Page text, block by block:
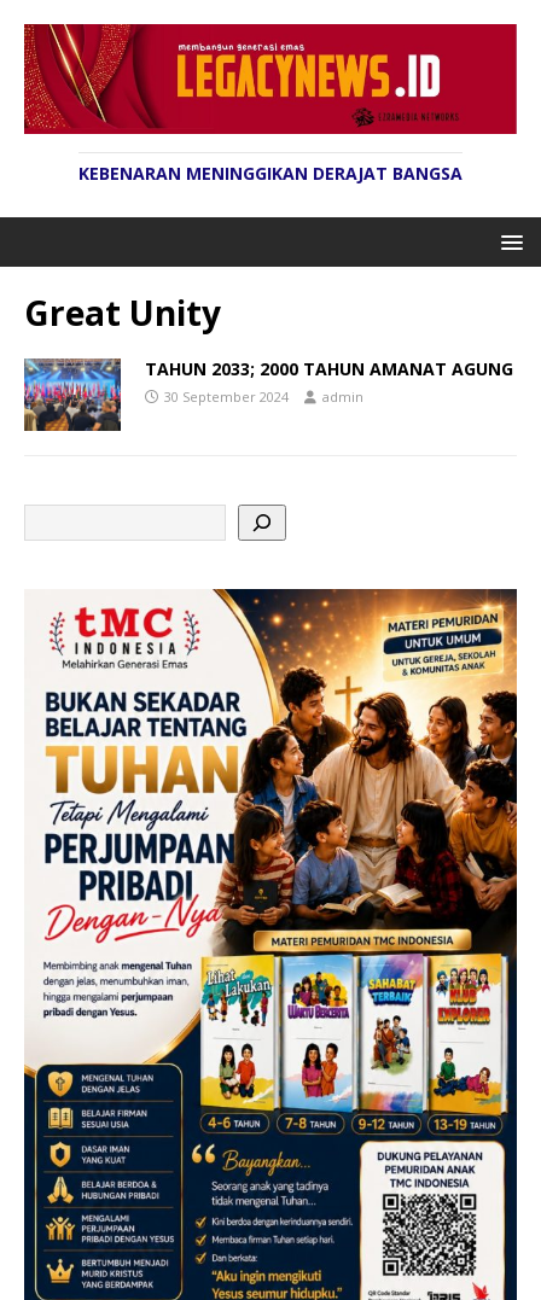
KEBENARAN MENINGGIKAN DERAJAT BANGSA
Great Unity
TAHUN 2033; 2000 TAHUN AMANAT AGUNG
30 September 2024 admin